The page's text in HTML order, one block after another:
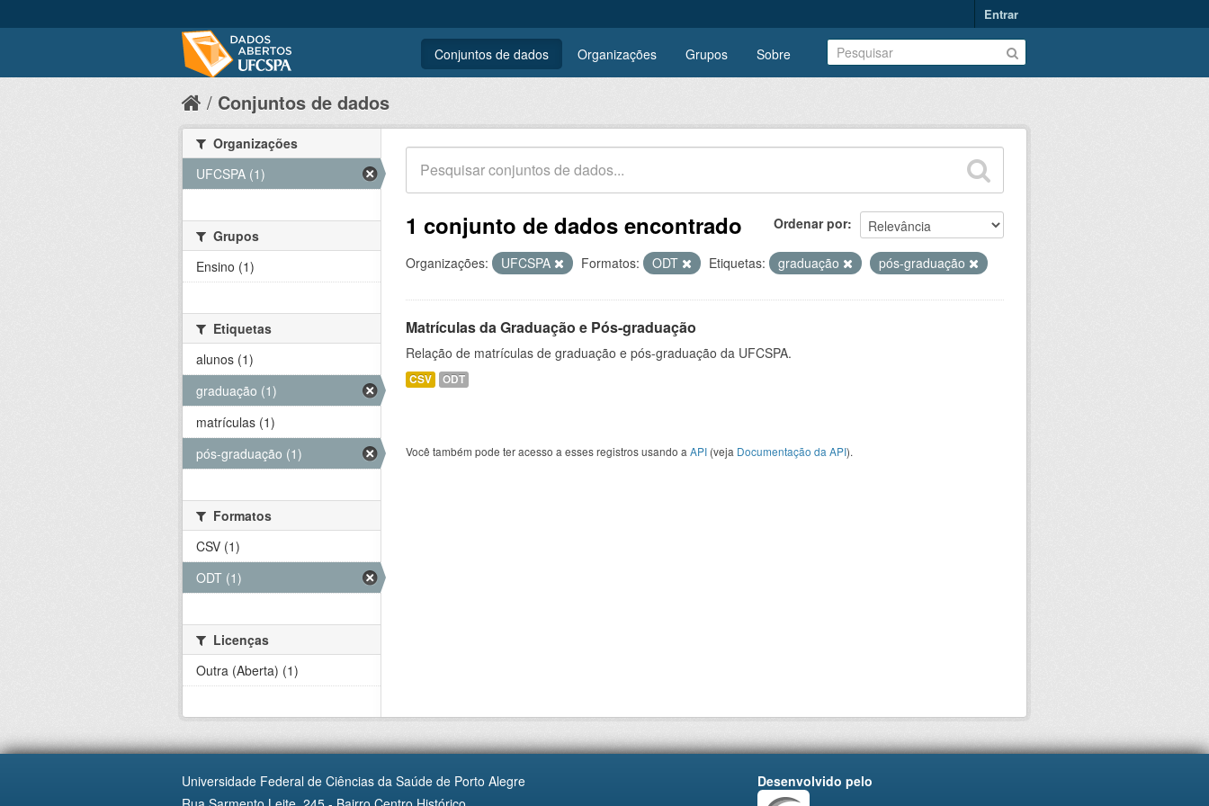
Entrar
Conjuntos de dados Organizações Grupos Sobre
Conjuntos de dados
Ordenar por
1 conjunto de dados encontrado
Organizações: UFCSPA Formatos: ODT Etiquetas: graduação pós-graduação
Matrículas da Graduação e Pós-graduação
Relação de matrículas de graduação e pós-graduação da UFCSPA.
CSV ODT
Você também pode ter acesso a esses registros usando a API (veja Documentação da API).
Organizações
UFCSPA (1)
Grupos
Ensino (1)
Etiquetas
alunos (1)
graduação (1)
matrículas (1)
pós-graduação (1)
Formatos
CSV (1)
ODT (1)
Licenças
Outra (Aberta) (1)
Universidade Federal de Ciências da Saúde de Porto Alegre
Desenvolvido pelo